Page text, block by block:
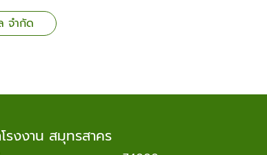
จำกัด
งงาน สมุทรสาคร